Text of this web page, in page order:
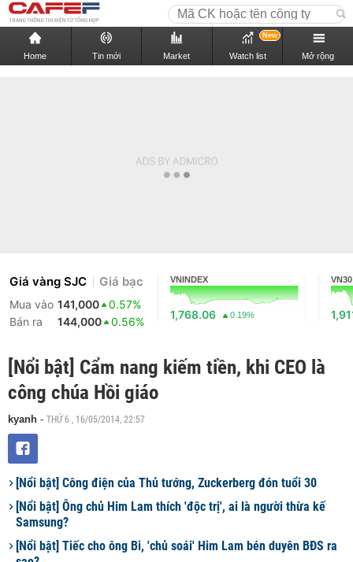
Home Tin mới Market Watch list
New
Mở rộng
Giá vàng SJC Giá bạc
Mua vào 141,000
0.57%
Bán ra
144,000 0.56%
VNINDEX
1,768.06 0.19%
VN30
[Nổi bật] Cẩm nang kiếm tiền, khi CEO là
công chúa Hồi giáo
kyanh - THỨ 6 , 16/05/2014, 22:57
[Nổi bật] Công điện của Thủ tướng, Zuckerberg đón tuổi 30
[Nổi bật] Ông chủ Him Lam thích 'độc trị', ai là người thừa kế
Samsung?
[Nổi bật] Tiếc cho ông Bi, 'chủ soái' Him Lam bén duyên BĐS ra